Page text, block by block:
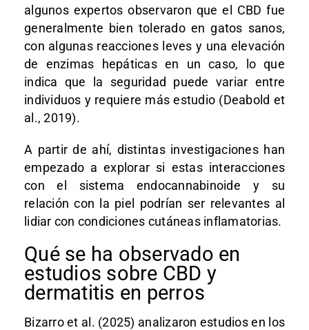
algunos expertos observaron que el CBD fue
generalmente bien tolerado en gatos sanos,
con algunas reacciones leves y una elevación
de enzimas hepáticas en un caso, lo que
indica que la seguridad puede variar entre
individuos y requiere más estudio (Deabold et
al., 2019).
A partir de ahí, distintas investigaciones han
empezado a explorar si estas interacciones
con el sistema endocannabinoide y su
relación con la piel podrían ser relevantes al
lidiar con condiciones cutáneas inflamatorias.
Qué se ha observado en
estudios sobre CBD y
dermatitis en perros
Bizarro et al. (2025) analizaron estudios en los